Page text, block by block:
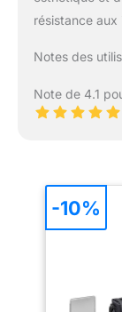
résistance aux
Notes des
Note de 4.1
-10%